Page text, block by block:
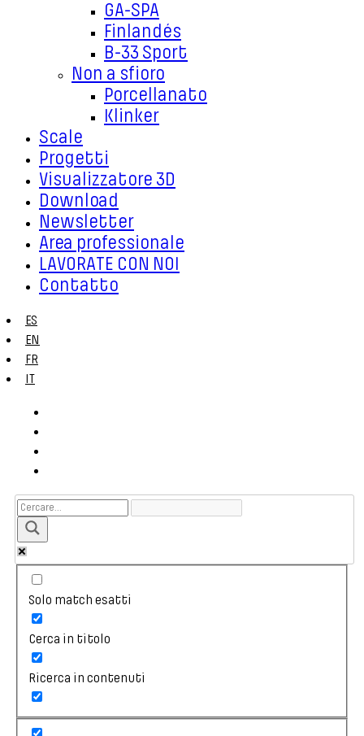
GA-SPA
Finlandés
B-33 Sport
Non a sfioro
Porcellanato
Klinker
Scale
Progetti
Visualizzatore 3D
Download
Newsletter
Area professionale
LAVORATE CON NOI
Contatto
ES
EN
FR
IT
Solo match esatti
Cerca in titolo
Ricerca in contenuti